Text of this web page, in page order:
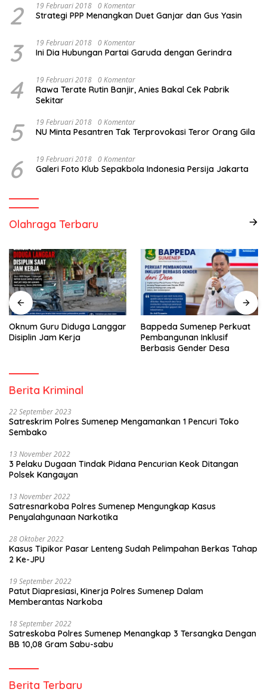
2 19 Februari 2018 0 Komentar
Strategi PPP Menangkan Duet Ganjar dan Gus Yasin
3 19 Februari 2018 0 Komentar
Ini Dia Hubungan Partai Garuda dengan Gerindra
4 19 Februari 2018 0 Komentar
Rawa Terate Rutin Banjir, Anies Bakal Cek Pabrik
Sekitar
5 19 Februari 2018 0 Komentar
NU Minta Pesantren Tak Terprovokasi Teror Orang Gila
6 19 Februari 2018 0 Komentar
Galeri Foto Klub Sepakbola Indonesia Persija Jakarta
Olahraga Terbaru
Oknum Guru Diduga Langgar
Disiplin Jam Kerja
Bappeda Sumenep Perkuat
Pembangunan Inklusif
Berbasis Gender Desa
Berita Kriminal
22 September 2023
Satreskrim Polres Sumenep Mengamankan 1 Pencuri Toko
Sembako
13 November 2022
3 Pelaku Dugaan Tindak Pidana Pencurian Keok Ditangan
Polsek Kangayan
13 November 2022
Satresnarkoba Polres Sumenep Mengungkap Kasus
Penyalahgunaan Narkotika
28 Oktober 2022
Kasus Tipikor Pasar Lenteng Sudah Pelimpahan Berkas Tahap
2 Ke-JPU
19 September 2022
Patut Diapresiasi, Kinerja Polres Sumenep Dalam
Memberantas Narkoba
18 September 2022
Satreskoba Polres Sumenep Menangkap 3 Tersangka Dengan
BB 10,08 Gram Sabu-sabu
Berita Terbaru